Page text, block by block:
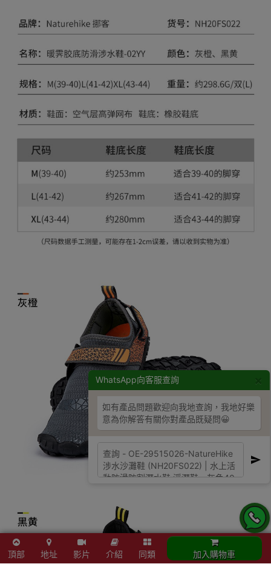
WhatsApp向客服查詢
如有產品問題歡迎向我地查詢，我地好樂
意為你解答有關你對產品既疑問😀
頂部 地址 影片 介紹 同類 加入購物車